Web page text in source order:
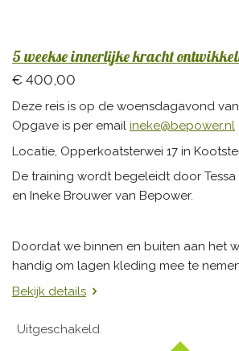
5 weekse innerlijke kracht
€ 400,00
Deze reis is op de woensdagavond van
Opgave is per email ineke@bepower.nl
Locatie, Opperkoatsterwei 17 in
De training wordt begeleidt door Tessa
en Ineke Brouwer van Bepower.
Doordat we binnen en buiten aan het
handig om lagen kleding mee te
Bekijk details
Uitgeschakeld